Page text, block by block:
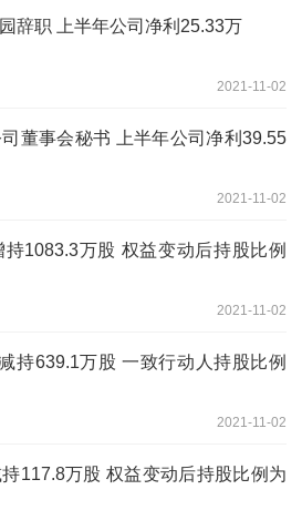
辞职 上半年公司净利25.33万
2021-11-02
董事会秘书 上半年公司净利39.55
2021-11-02
1083.3万股 权益变动后持股比例
2021-11-02
持639.1万股 一致行动人持股比例
2021-11-02
117.8万股 权益变动后持股比例为